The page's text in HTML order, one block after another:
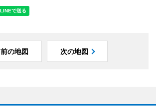
前の地図 次の地図